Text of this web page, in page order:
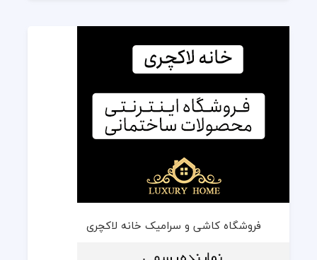
فروشگاه کاشی و سرامیک خانه لاکچری